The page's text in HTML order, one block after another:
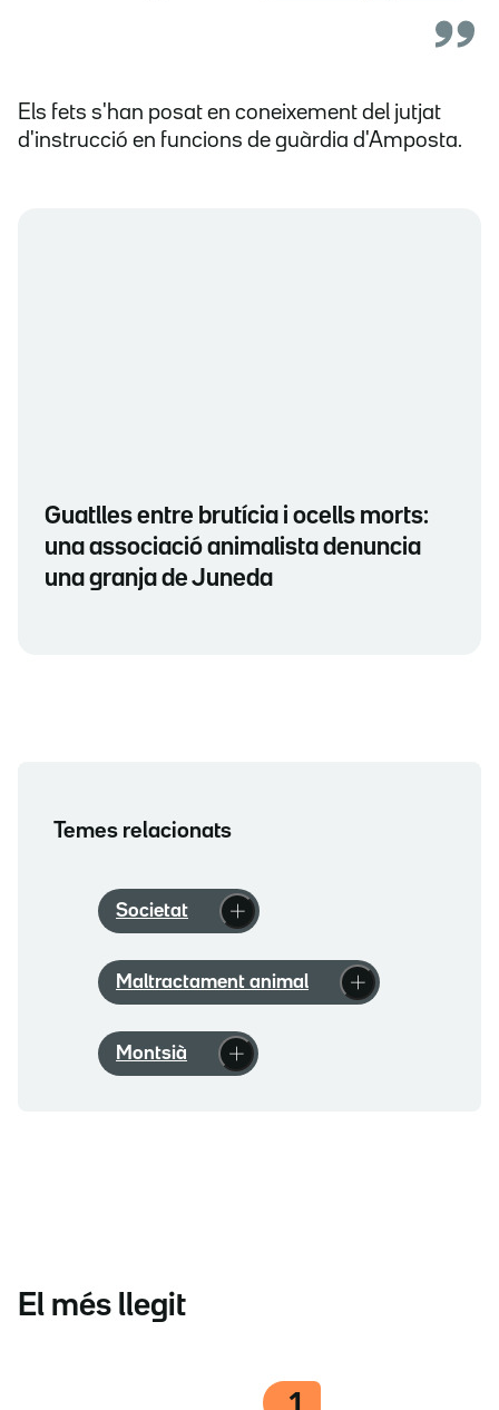
Els fets s'han posat en coneixement del jutjat
d'instrucció en funcions de guàrdia d'Amposta.
Guatlles entre brutícia i ocells morts:
una associació animalista denuncia
una granja de Juneda
Temes relacionats
Societat
Maltractament animal
Montsià
El més llegit
1